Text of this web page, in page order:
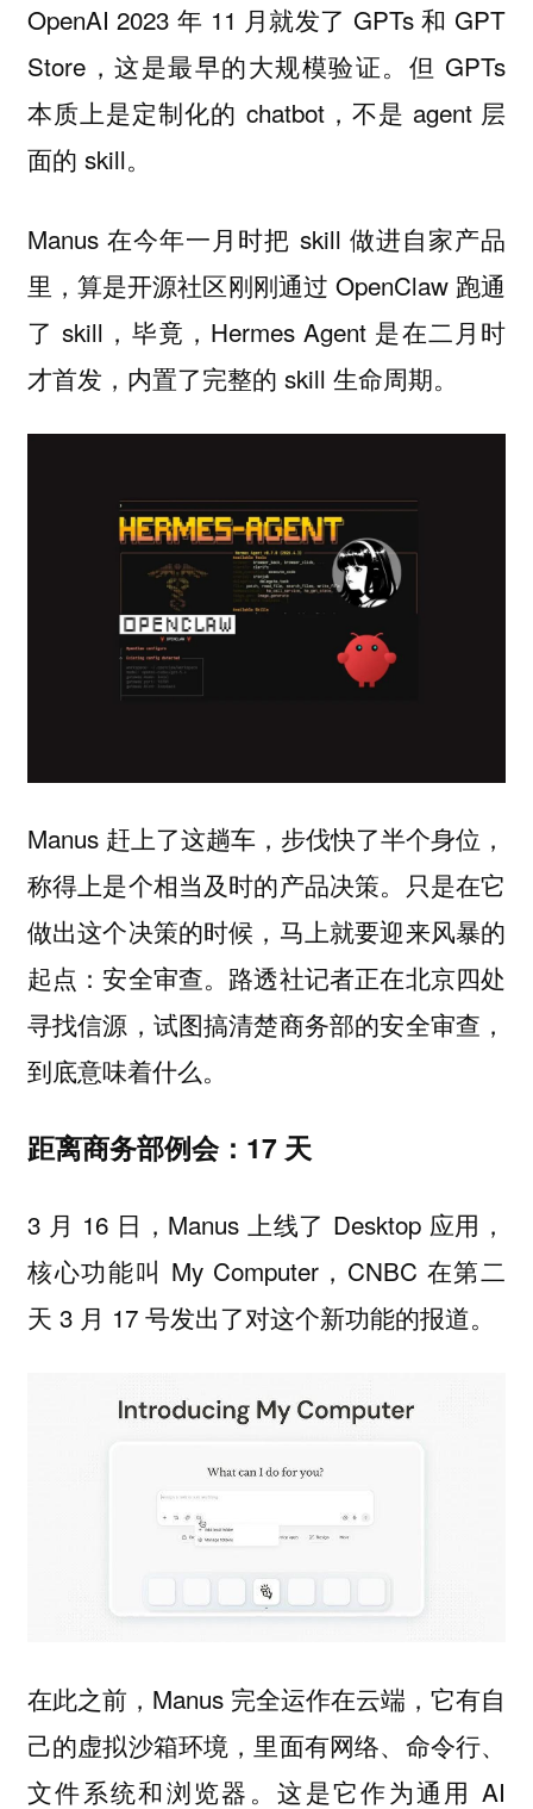
OpenAI 2023 年 11 月就发了 GPTs 和 GPT
Store，这是最早的大规模验证。但 GPTs
本质上是定制化的 chatbot，不是 agent 层
面的 skill。
Manus 在今年一月时把 skill 做进自家产品
里，算是开源社区刚刚通过 OpenClaw 跑通
了 skill，毕竟，Hermes Agent 是在二月时
才首发，内置了完整的 skill 生命周期。
Manus 赶上了这趟车，步伐快了半个身位，
称得上是个相当及时的产品决策。只是在它
做出这个决策的时候，马上就要迎来风暴的
起点：安全审查。路透社记者正在北京四处
寻找信源，试图搞清楚商务部的安全审查，
到底意味着什么。
距离商务部例会：17 天
3 月 16 日，Manus 上线了 Desktop 应用，
核心功能叫 My Computer，CNBC 在第二
天 3 月 17 号发出了对这个新功能的报道。
在此之前，Manus 完全运作在云端，它有自
己的虚拟沙箱环境，里面有网络、命令行、
文件系统和浏览器。这是它作为通用 AI